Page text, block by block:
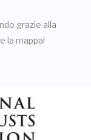
grazie alla
la mappa!